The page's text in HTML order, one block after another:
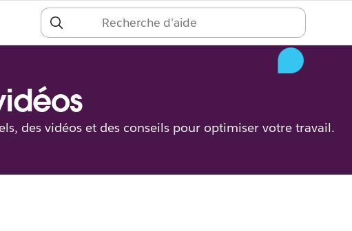
Se
connecter
des vidéos et des conseils pour optimiser votre travail.